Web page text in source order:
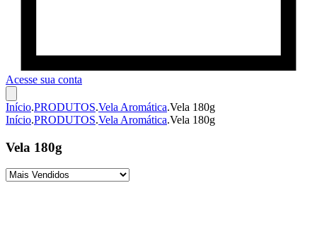
Acesse sua conta
Início.PRODUTOS.Vela Aromática.Vela 180g
Início.PRODUTOS.Vela Aromática.Vela 180g
Vela 180g